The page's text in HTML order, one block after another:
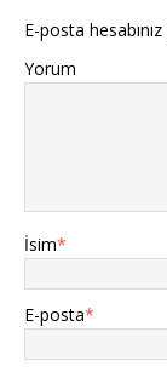
E-posta
Yorum
İsim*
E-posta*